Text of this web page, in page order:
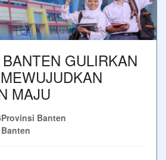
GULIRKAN
MAJU
Provinsi Banten